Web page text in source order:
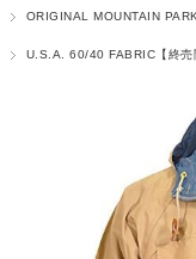
ORIGINAL MOUNTAIN
U.S.A. 60/40 FABRIC【終売